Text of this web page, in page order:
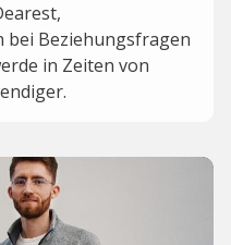
bei Beziehungsfragen
in Zeiten von